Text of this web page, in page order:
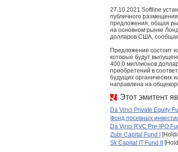
27.10.2021 Softline
публичного
предложения, общая
на основном рынке
долларов США,
Предложение состоит
которые будут
400,0 миллионов
приобретений в
будущих органических
направлена на
Этот эмитент
Da Vinci Private Equity
Фонд посевных
Da Vinci RVC Pre-IPO
Zubr Capital Fund I
Sk Capital IT Fund II